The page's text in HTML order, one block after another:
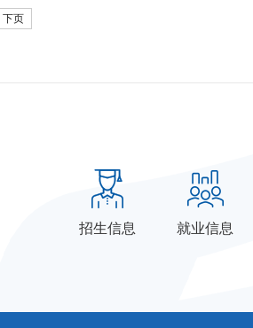
下页
招生信息 就业信息